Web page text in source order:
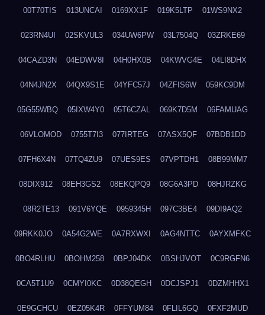
00T70TIS 013UNCAI 0169XX1F 019K5LTP 01WS9NX2
023RN4UI 02SKVUL3 034UW6PW 03L7504Q 03ZRKE69
04CAZD3N 04EDWV8I 04H0HX0B 04KWVG4E 04LI8DHX
04N4JN2X 04QX9S1E 04YFC57J 04ZFIS6W 059KC9DM
05G55WBQ 05IXW4Y0 05T6CZAL 069K7D5M 06FAMUAG
06VLOMOD 0755T7I3 077IRTEG 07ASX5QF 07BDB1DD
07FH6X4N 07TQ4ZU9 07UES9ES 07VPTDH1 08B99MM7
08DIX912 08EH3GS2 08EKQPQ9 08G6A3PD 08HJRZKG
08R2TE13 091V6YQE 0959345H 097C3BE4 09DI9AQ2
09RKK0JO 0A54G2WE 0A7RXWXI 0AG4NTTC 0AYXMFKC
0BO4RLHU 0BOHM258 0BPJ04DK 0BSHJVOT 0C9RGFN6
0CA5T1U9 0CMYI0KC 0D38QEGH 0DCJSPJ1 0DZMHHX1
0E9GCHCU 0EZ05K4R 0FFYUM84 0FLIL6GQ 0FXF2MUD